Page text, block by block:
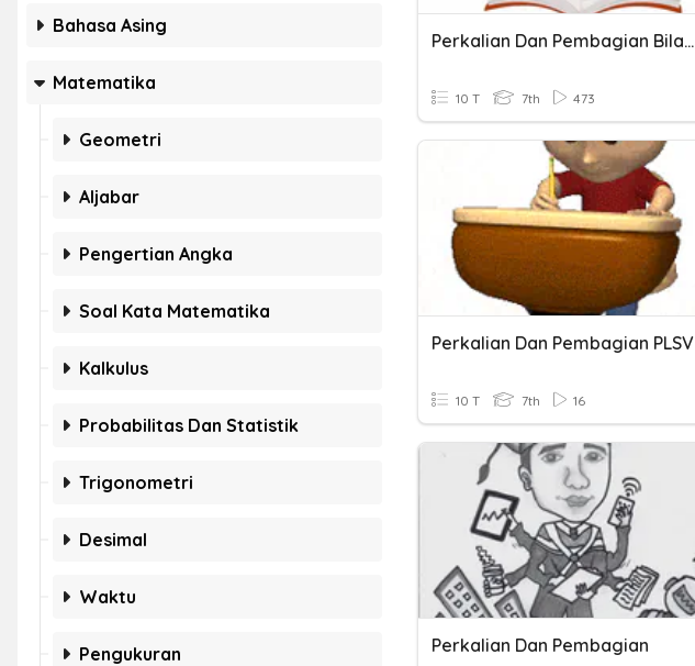
Bahasa Asing
Matematika
Geometri
Aljabar
Pengertian Angka
Soal Kata Matematika
Kalkulus
Probabilitas Dan Statistik
Trigonometri
Desimal
Waktu
Pengukuran
Perkalian Dan Pembagian Bilangan Pecahan
10 T 7th 473
Perkalian Dan Pembagian PLSV
10 T 7th 16
Perkalian Dan Pembagian